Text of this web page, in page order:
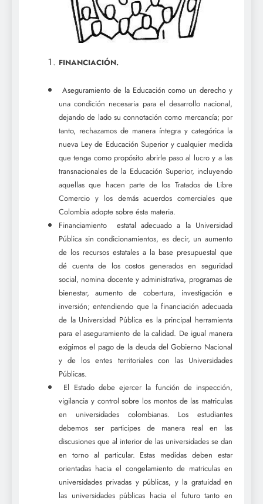
FINANCIACIÓN.
Aseguramiento de la Educación como un derecho y
una condición necesaria para el desarrollo nacional,
dejando de lado su connotación como mercancía; por
tanto, rechazamos de manera íntegra y categórica la
nueva Ley de Educación Superior y cualquier medida
que tenga como propósito abrirle paso al lucro y a las
transnacionales de la Educación Superior, incluyendo
aquellas que hacen parte de los Tratados de Libre
Comercio y los demás acuerdos comerciales que
Colombia adopte sobre ésta materia.
Financiamiento
estatal adecuado a la Universidad
Pública sin condicionamientos, es decir, un aumento
de los recursos estatales a la base presupuestal que
dé cuenta de los costos generados en seguridad
social, nomina docente y administrativa, programas de
bienestar, aumento de cobertura, investigación e
inversión; entendiendo que la financiación adecuada
de la Universidad Pública es la principal herramienta
para el aseguramiento de la calidad. De igual manera
exigimos el pago de la deuda del Gobierno Nacional
y de los entes territoriales con las Universidades
Públicas.
El Estado debe ejercer la función de inspección,
vigilancia y control sobre los montos de las matriculas
en universidades colombianas. Los estudiantes
debemos ser participes de manera real en las
discusiones que al interior de las universidades se dan
en torno al particular. Estas medidas deben estar
orientadas hacia el congelamiento de matriculas en
universidades privadas y públicas, y la gratuidad en
las universidades públicas hacia el futuro tanto en